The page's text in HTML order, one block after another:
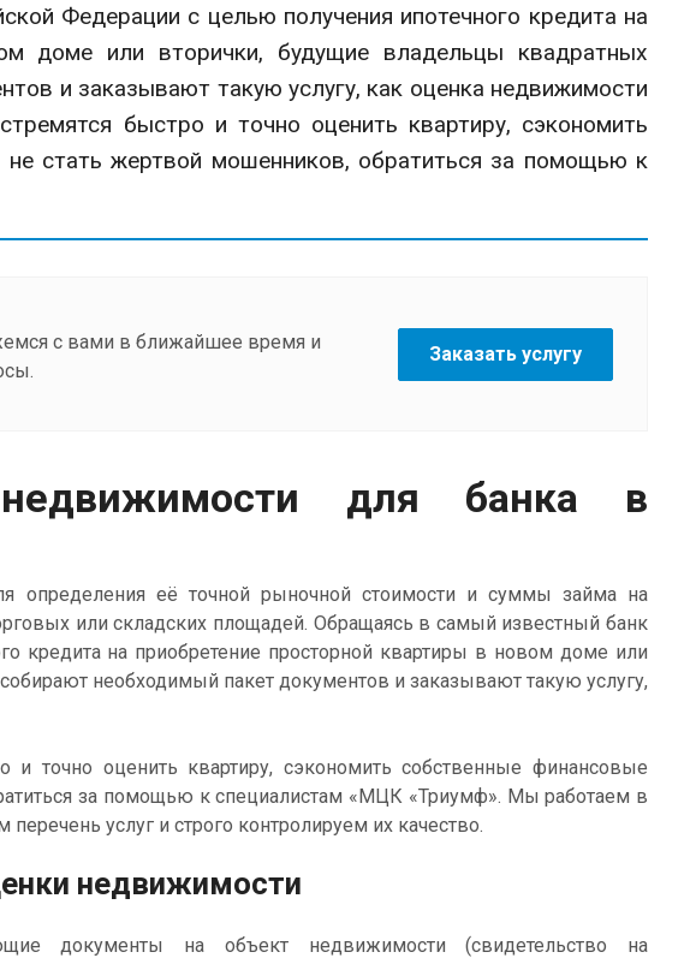
Федерации с целью получения ипотечного кредита на
доме или вторички, будущие владельцы квадратных
и заказывают такую услугу, как оценка недвижимости
быстро и точно оценить квартиру, сэкономить
стать жертвой мошенников, обратиться за помощью к
с вами в ближайшее время и
Заказать услугу
для банка в
определения её точной рыночной стоимости и суммы займа на
или складских площадей. Обращаясь в самый известный банк
кредита на приобретение просторной квартиры в новом доме или
необходимый пакет документов и заказывают такую услугу,
точно оценить квартиру, сэкономить собственные финансовые
за помощью к специалистам «МЦК «Триумф». Мы работаем в
услуг и строго контролируем их качество.
недвижимости
документы на объект недвижимости (свидетельство на